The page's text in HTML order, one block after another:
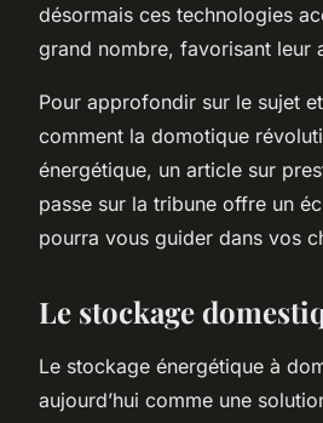
désormais ces technologies
grand nombre, favorisant leur
Pour approfondir sur le sujet
comment la domotique
énergétique, un article sur
passe sur la tribune offre un
pourra vous guider dans vos
Le stockage
Le stockage énergétique à
aujourd’hui comme une